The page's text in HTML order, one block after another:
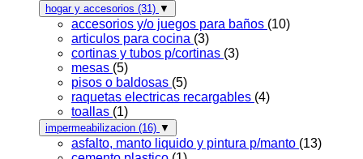
hogar y accesorios (31) ▼
accesorios y/o juegos para baños (10)
articulos para cocina (3)
cortinas y tubos p/cortinas (3)
mesas (5)
pisos o baldosas (5)
raquetas electricas recargables (4)
toallas (1)
impermeabilizacion (16) ▼
asfalto, manto liquido y pintura p/manto (13)